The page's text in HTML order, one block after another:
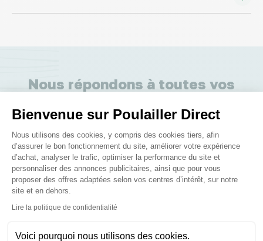
Bienvenue sur Poulailler Direct
Plateforme de Gestion du
Nous utilisons des cookies, y compris des cookies tiers, afin
d’assurer le bon fonctionnement du site, améliorer votre expérience
d’achat, analyser le trafic, optimiser la performance du site et
personnaliser des annonces publicitaires, ainsi que pour vous
proposer des offres adaptées selon vos centres d’intérêt, sur notre
site et en dehors.
Lire la politique de confidentialité
Voici pourquoi nous utilisons des cookies.
Axeptio consent
Nous répondons à toutes vos
Posez-nous vos questions